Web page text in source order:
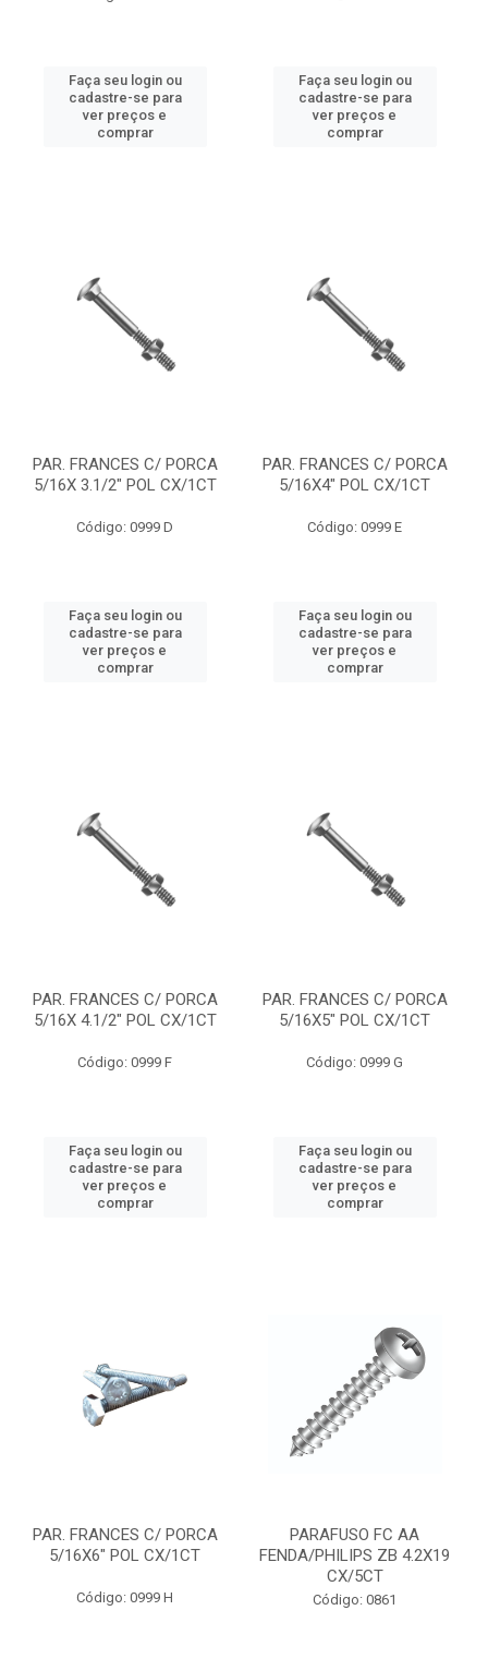
Faça seu login ou
cadastre-se para
ver preços e
comprar
Faça seu login ou
cadastre-se para
ver preços e
comprar
PAR. FRANCES C/ PORCA
5/16X 3.1/2" POL CX/1CT
Código: 0999 D
Faça seu login ou
cadastre-se para
ver preços e
comprar
PAR. FRANCES C/ PORCA
5/16X4" POL CX/1CT
Código: 0999 E
Faça seu login ou
cadastre-se para
ver preços e
comprar
PAR. FRANCES C/ PORCA
5/16X 4.1/2" POL CX/1CT
Código: 0999 F
Faça seu login ou
cadastre-se para
ver preços e
comprar
PAR. FRANCES C/ PORCA
5/16X5" POL CX/1CT
Código: 0999 G
Faça seu login ou
cadastre-se para
ver preços e
comprar
PAR. FRANCES C/ PORCA
5/16X6" POL CX/1CT
Código: 0999 H
PARAFUSO FC AA
FENDA/PHILIPS ZB 4.2X19
CX/5CT
Código: 0861